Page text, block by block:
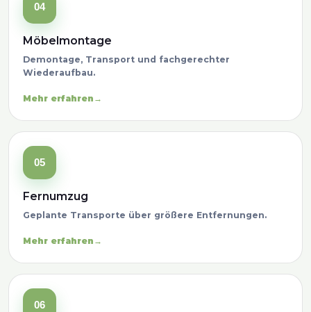
04
Möbelmontage
Demontage, Transport und fachgerechter
Wiederaufbau.
Mehr erfahren
05
Fernumzug
Geplante Transporte über größere Entfernungen.
Mehr erfahren
06